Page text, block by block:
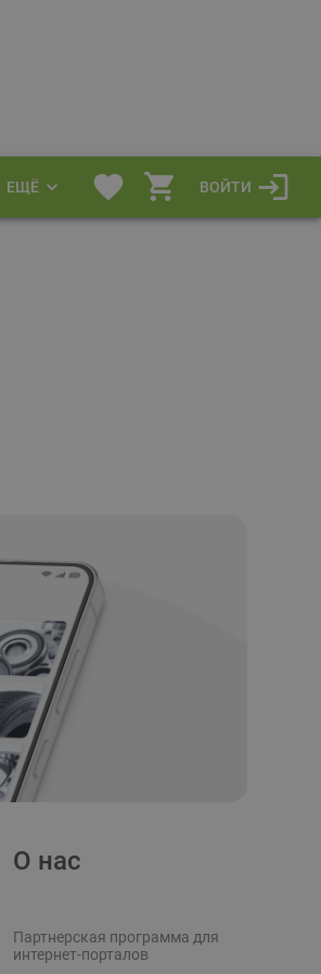
ЕЩЁ ВОЙТИ
О нас
Партнерская программа для
интернет-порталов